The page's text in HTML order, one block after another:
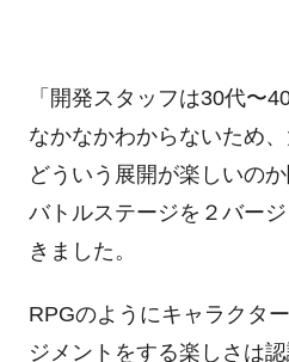
「開発スタッフは30代〜
なかなかわからないため
どういう展開が楽しいの
バトルステージを２バー
きました。
RPGのようにキャラクタ
ジメントをする楽しさは